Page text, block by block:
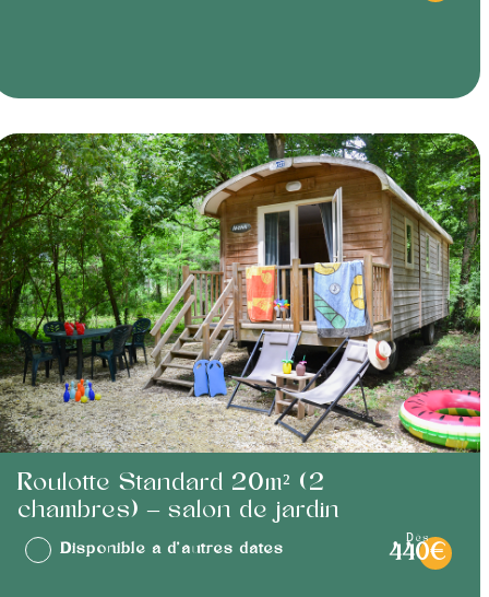
Roulotte Standard 20m² (2
chambres) – salon de jardin
Disponible à d'autres dates
dès
440€